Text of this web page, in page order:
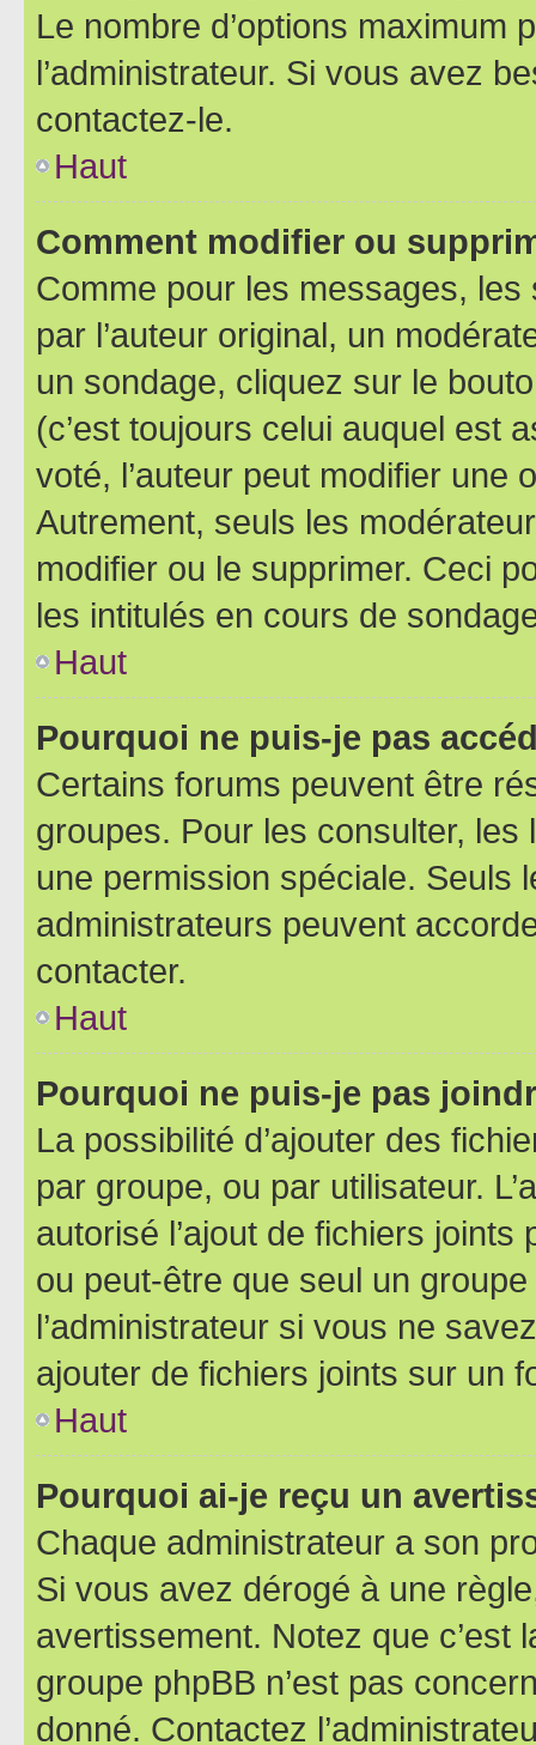
Le nombre d’options maximum
l’administrateur. Si vous avez
contactez-le.
Haut
Comment modifier ou
Comme pour les messages,
par l’auteur original, un
un sondage, cliquez sur le
(c’est toujours celui auquel est
voté, l’auteur peut modifier une
Autrement, seuls les
modifier ou le supprimer. Ceci
les intitulés en cours de
Haut
Pourquoi ne puis-je pas
Certains forums peuvent être
groupes. Pour les consulter,
une permission spéciale. Seuls
administrateurs peuvent
contacter.
Haut
Pourquoi ne puis-je pas
La possibilité d’ajouter des
par groupe, ou par utilisateur.
autorisé l’ajout de fichiers
ou peut-être que seul un
l’administrateur si vous ne
ajouter de fichiers joints sur un
Haut
Pourquoi ai-je reçu un
Chaque administrateur a son
Si vous avez dérogé à une
avertissement. Notez que c’est
groupe phpBB n’est pas
donné. Contactez